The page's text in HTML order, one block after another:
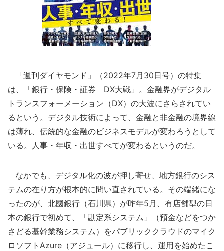
「週刊ダイヤモンド」（2022年7月30日号）の特集
は、「銀行・保険・証券 DX大戦」。金融界がデジタル
トランスフォーメーション（DX）の大波にさらされてい
るという。デジタル技術によって、金融と非金融の境界線
は薄れ、伝統的な金融のビジネスモデルが変わろうとして
いる。人事・年収・出世すべてが変わるというのだ。
なかでも、デジタル化の波が押し寄せ、地方銀行のシス
テムの在り方が根本的に問い直されている。その端緒にな
ったのが、北國銀行（石川県）が昨年5月、有店舗型の日
本の銀行で初めて、「勘定系システム」（預金などをつか
さどる基幹業務システム）をパブリッククラウドのマイク
ロソフトAzure（アジュール）に移行し、運用を始めたこ